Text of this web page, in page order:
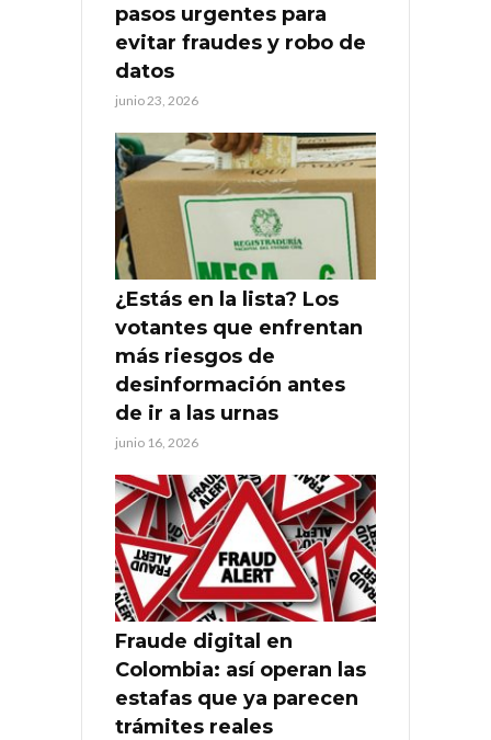
pasos urgentes para
evitar fraudes y robo de
datos
junio 23, 2026
¿Estás en la lista? Los
votantes que enfrentan
más riesgos de
desinformación antes
de ir a las urnas
junio 16, 2026
Fraude digital en
Colombia: así operan las
estafas que ya parecen
trámites reales